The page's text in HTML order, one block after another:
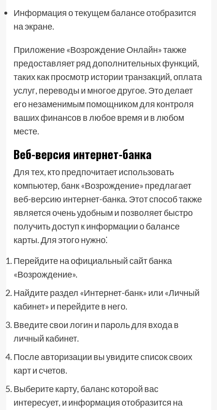
Информация о текущем балансе отобразится
на экране.
Приложение «Возрождение Онлайн» также
предоставляет ряд дополнительных функций,
таких как просмотр истории транзакций, оплата
услуг, переводы и многое другое. Это делает
его незаменимым помощником для контроля
ваших финансов в любое время и в любом
месте.
Веб-версия интернет-банка
Для тех, кто предпочитает использовать
компьютер, банк «Возрождение» предлагает
веб-версию интернет-банка. Этот способ также
является очень удобным и позволяет быстро
получить доступ к информации о балансе
карты. Для этого нужно⁚
Перейдите на официальный сайт банка
«Возрождение».
Найдите раздел «Интернет-банк» или «Личный
кабинет» и перейдите в него.
Введите свои логин и пароль для входа в
личный кабинет.
После авторизации вы увидите список своих
карт и счетов.
Выберите карту, баланс которой вас
интересует, и информация отобразится на